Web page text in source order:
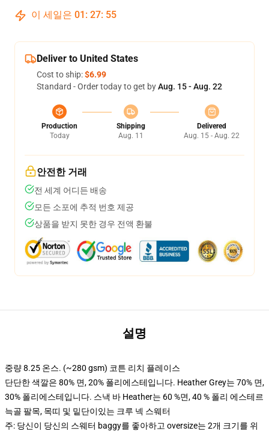
이 세일은 01 : 27: 54
Deliver to United States
Cost to ship:$6.99
Standard - Order today to get byAug. 15 - Aug. 22
Production
Today
Shipping
Aug. 11
Delivered
Aug. 15 - Aug. 22
안전한 거래
전 세계 어디든 배송
모든 소포에 추적 번호 제공
상품을 받지 못한 경우 전액 환불
설명
중량 8.25 온스. (~280 gsm) 코튼 리치 플레이스
단단한 색깔은 80% 면, 20% 폴리에스테입니다. Heather Grey는 70% 면,
30% 폴리에스테입니다. 스낵 바 Heather는 60 %면, 40 % 폴리 에스테르
늑골 팔목, 목띠 및 밑단이있는 크루 넥 스웨터
주: 당신이 당신의 스웨터 baggy를 좋아하고 oversize는 2개 크기를 위